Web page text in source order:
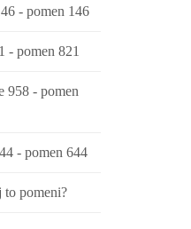
- pomen 146
- pomen 821
958 - pomen
- pomen 644
pomeni?